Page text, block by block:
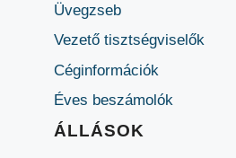
Üvegzseb
Vezető tisztségviselők
Céginformációk
Éves beszámolók
ÁLLÁSOK